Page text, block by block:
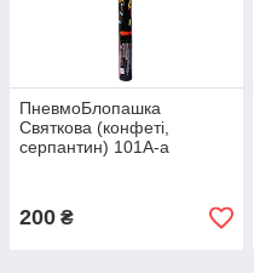
ПневмоБлопашка
Святкова (конфеті,
серпантин) 101A-a
200 ₴